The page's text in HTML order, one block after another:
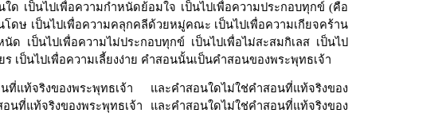
เป็นไปเพื่อความกำหนัดย้อมใจ เป็นไปเพื่อความประกอบทุกข์ (คือ
โดษ เป็นไปเพื่อความคลุกคลีด้วยหมู่คณะ เป็นไปเพื่อความเกียจคร้าน
เป็นไปเพื่อความไม่ประกอบทุกข์ เป็นไปเพื่อไม่สะสมกิเลส เป็นไป
เป็นไปเพื่อความเลี้ยงง่าย คำสอนนั้นเป็นคำสอนของพระพุทธเจ้า
ท้จริงของพระพุทธเจ้า และคำสอนใดไม่ใช่คำสอนที่แท้จริงของ
ที่แท้จริงของพระพุทธเจ้า และคำสอนใดไม่ใช่คำสอนที่แท้จริงของ